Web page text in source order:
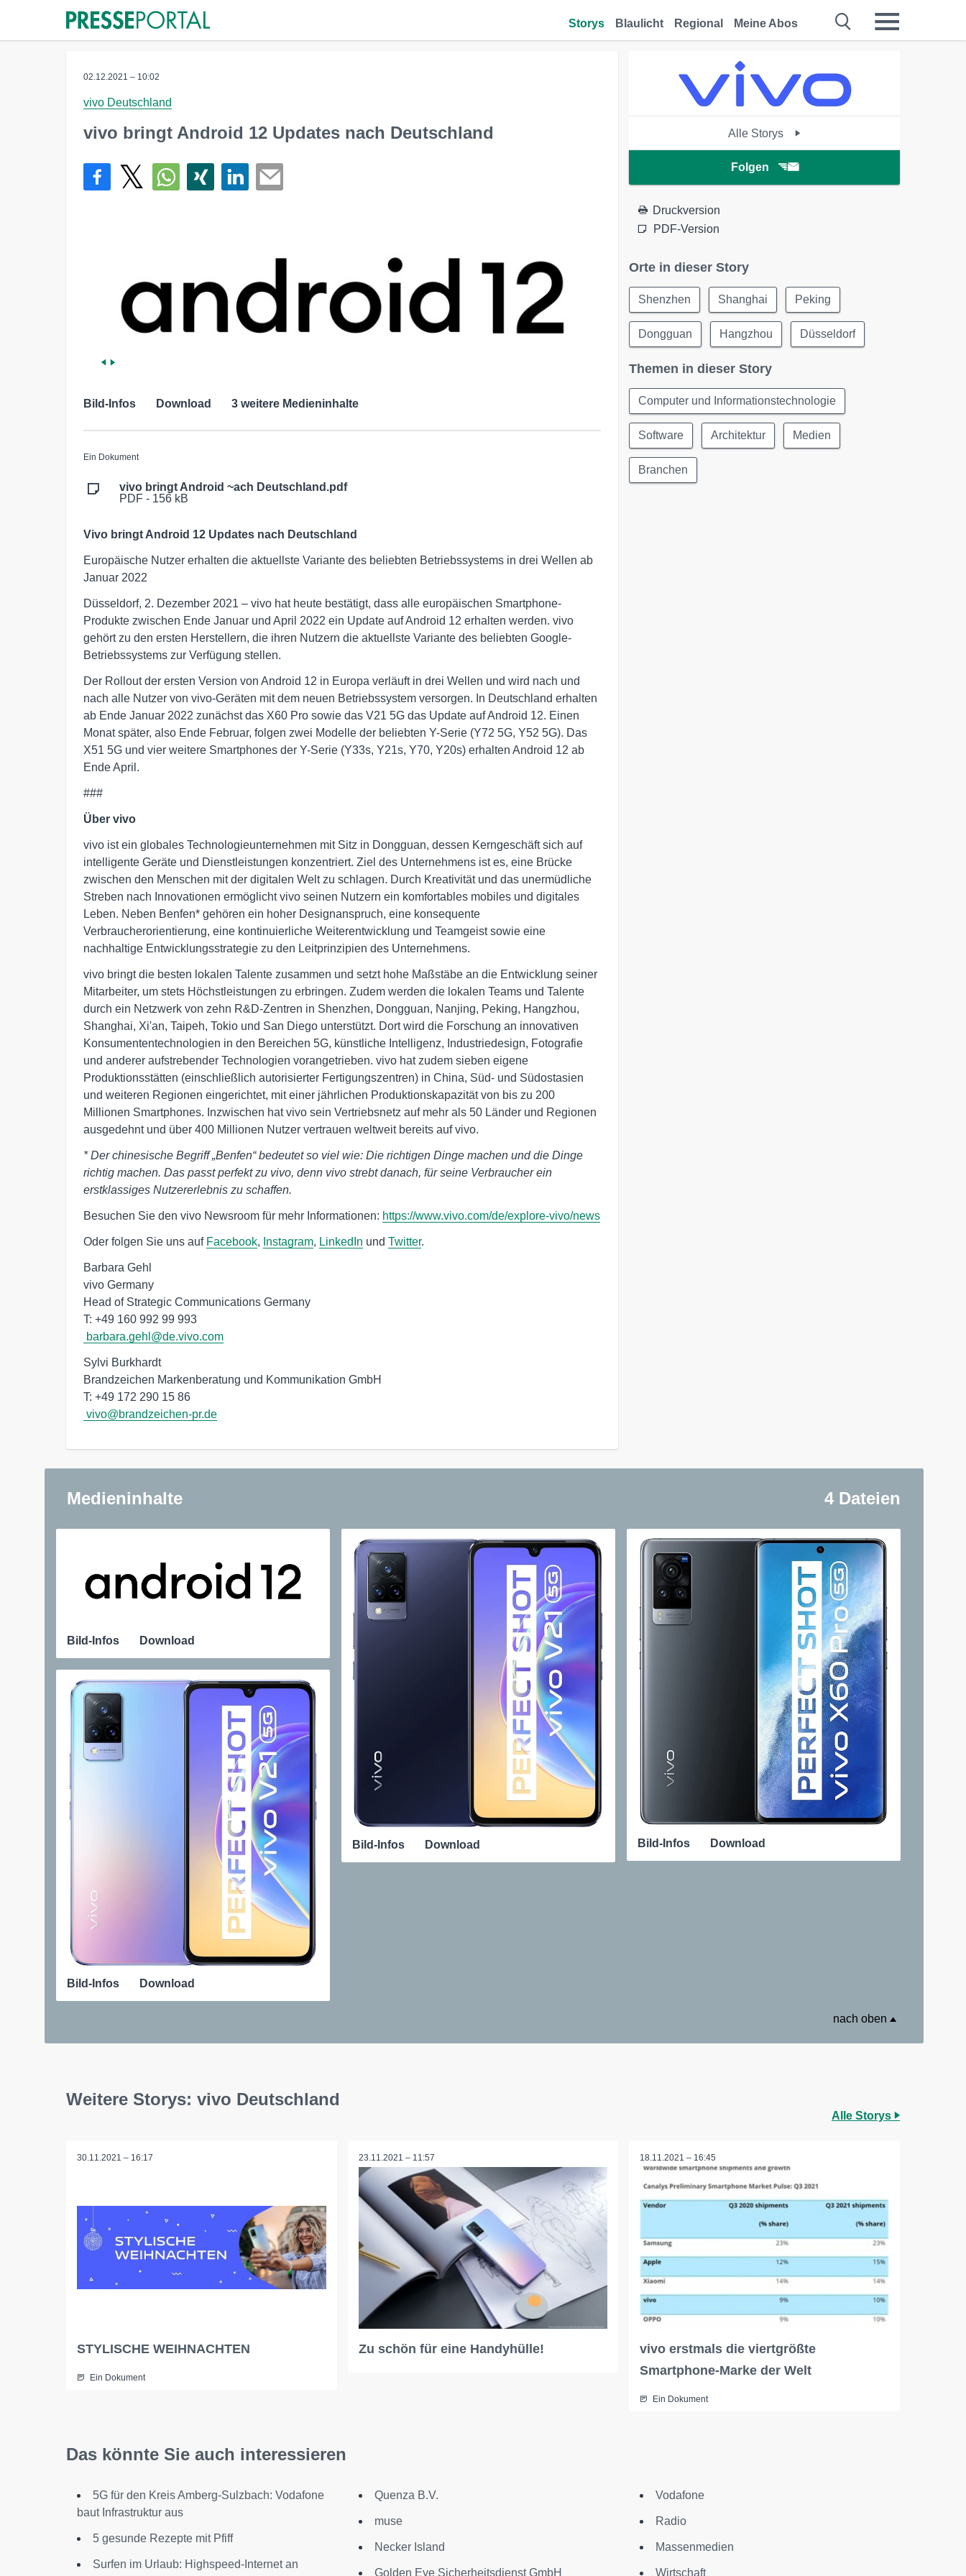
Storys Blaulicht Regional Meine Abos
02.12.2021 – 10:02
vivo Deutschland
vivo bringt Android 12 Updates nach Deutschland
Bild-Infos Download 3 weitere Medieninhalte
Ein Dokument
vivo bringt Android ~ach Deutschland.pdf
PDF - 156 kB
Vivo bringt Android 12 Updates nach Deutschland
Europäische Nutzer erhalten die aktuellste Variante des beliebten Betriebssystems in drei Wellen ab
Januar 2022
Düsseldorf, 2. Dezember 2021 – vivo hat heute bestätigt, dass alle europäischen Smartphone-
Produkte zwischen Ende Januar und April 2022 ein Update auf Android 12 erhalten werden. vivo
gehört zu den ersten Herstellern, die ihren Nutzern die aktuellste Variante des beliebten Google-
Betriebssystems zur Verfügung stellen.
Der Rollout der ersten Version von Android 12 in Europa verläuft in drei Wellen und wird nach und
nach alle Nutzer von vivo-Geräten mit dem neuen Betriebssystem versorgen. In Deutschland erhalten
ab Ende Januar 2022 zunächst das X60 Pro sowie das V21 5G das Update auf Android 12. Einen
Monat später, also Ende Februar, folgen zwei Modelle der beliebten Y-Serie (Y72 5G, Y52 5G). Das
X51 5G und vier weitere Smartphones der Y-Serie (Y33s, Y21s, Y70, Y20s) erhalten Android 12 ab
Ende April.
###
Über vivo
vivo ist ein globales Technologieunternehmen mit Sitz in Dongguan, dessen Kerngeschäft sich auf
intelligente Geräte und Dienstleistungen konzentriert. Ziel des Unternehmens ist es, eine Brücke
zwischen den Menschen mit der digitalen Welt zu schlagen. Durch Kreativität und das unermüdliche
Streben nach Innovationen ermöglicht vivo seinen Nutzern ein komfortables mobiles und digitales
Leben. Neben Benfen* gehören ein hoher Designanspruch, eine konsequente
Verbraucherorientierung, eine kontinuierliche Weiterentwicklung und Teamgeist sowie eine
nachhaltige Entwicklungsstrategie zu den Leitprinzipien des Unternehmens.
vivo bringt die besten lokalen Talente zusammen und setzt hohe Maßstäbe an die Entwicklung seiner
Mitarbeiter, um stets Höchstleistungen zu erbringen. Zudem werden die lokalen Teams und Talente
durch ein Netzwerk von zehn R&D-Zentren in Shenzhen, Dongguan, Nanjing, Peking, Hangzhou,
Shanghai, Xi'an, Taipeh, Tokio und San Diego unterstützt. Dort wird die Forschung an innovativen
Konsumententechnologien in den Bereichen 5G, künstliche Intelligenz, Industriedesign, Fotografie
und anderer aufstrebender Technologien vorangetrieben. vivo hat zudem sieben eigene
Produktionsstätten (einschließlich autorisierter Fertigungszentren) in China, Süd- und Südostasien
und weiteren Regionen eingerichtet, mit einer jährlichen Produktionskapazität von bis zu 200
Millionen Smartphones. Inzwischen hat vivo sein Vertriebsnetz auf mehr als 50 Länder und Regionen
ausgedehnt und über 400 Millionen Nutzer vertrauen weltweit bereits auf vivo.
* Der chinesische Begriff „Benfen“ bedeutet so viel wie: Die richtigen Dinge machen und die Dinge
richtig machen. Das passt perfekt zu vivo, denn vivo strebt danach, für seine Verbraucher ein
erstklassiges Nutzererlebnis zu schaffen.
Besuchen Sie den vivo Newsroom für mehr Informationen: https://www.vivo.com/de/explore-vivo/news
Oder folgen Sie uns auf Facebook, Instagram, LinkedIn und Twitter.
Barbara Gehl
vivo Germany
Head of Strategic Communications Germany
T: +49 160 992 99 993
barbara.gehl@de.vivo.com
Sylvi Burkhardt
Brandzeichen Markenberatung und Kommunikation GmbH
T: +49 172 290 15 86
vivo@brandzeichen-pr.de
Alle Storys
Folgen
Druckversion
PDF-Version
Orte in dieser Story
Shenzhen Shanghai Peking
Dongguan Hangzhou Düsseldorf
Themen in dieser Story
Computer und Informationstechnologie
Software Architektur Medien
Branchen
Medieninhalte 4 Dateien
Bild-Infos Download
Bild-Infos Download
Bild-Infos Download Bild-Infos Download
nach oben
Weitere Storys: vivo Deutschland
Alle Storys
30.11.2021 – 16:17
STYLISCHE WEIHNACHTEN
Ein Dokument
23.11.2021 – 11:57
Zu schön für eine Handyhülle!
18.11.2021 – 16:45
vivo erstmals die viertgrößte
Smartphone-Marke der Welt
Ein Dokument
Das könnte Sie auch interessieren
5G für den Kreis Amberg-Sulzbach: Vodafone
baut Infrastruktur aus
5 gesunde Rezepte mit Pfiff
Surfen im Urlaub: Highspeed-Internet an
Quenza B.V.
muse
Necker Island
Golden Eye Sicherheitsdienst GmbH
Vodafone
Radio
Massenmedien
Wirtschaft